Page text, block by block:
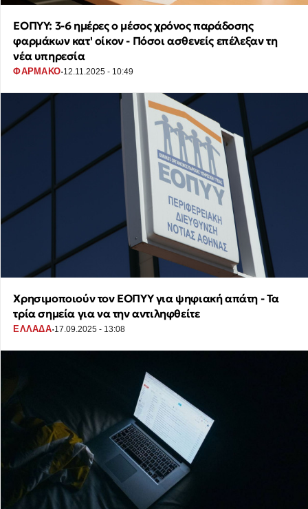
ΕΟΠΥΥ: 3-6 ημέρες ο μέσος χρόνος παράδοσης
φαρμάκων κατ' οίκον - Πόσοι ασθενείς επέλεξαν τη
νέα υπηρεσία
ΦΑΡΜΑΚΟ·12.11.2025 - 10:49
Χρησιμοποιούν τον ΕΟΠΥΥ για ψηφιακή απάτη - Τα
τρία σημεία για να την αντιληφθείτε
ΕΛΛΑΔΑ·17.09.2025 - 13:08